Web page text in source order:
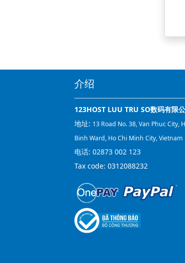
介绍
123HOST LUU TRU SO数码有限
地址: 13 Road No. 38, Van Phuc City,
Binh Ward, Ho Chi Minh City, Vietnam
电话: 02873 002 123
Tax code: 0312088232